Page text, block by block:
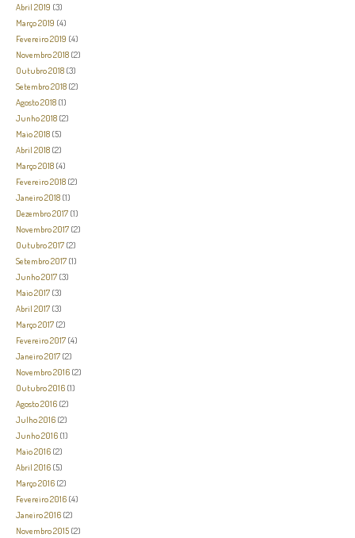
Abril 2019 (3)
Março 2019 (4)
Fevereiro 2019 (4)
Novembro 2018 (2)
Outubro 2018 (3)
Setembro 2018 (2)
Agosto 2018 (1)
Junho 2018 (2)
Maio 2018 (5)
Abril 2018 (2)
Março 2018 (4)
Fevereiro 2018 (2)
Janeiro 2018 (1)
Dezembro 2017 (1)
Novembro 2017 (2)
Outubro 2017 (2)
Setembro 2017 (1)
Junho 2017 (3)
Maio 2017 (3)
Abril 2017 (3)
Março 2017 (2)
Fevereiro 2017 (4)
Janeiro 2017 (2)
Novembro 2016 (2)
Outubro 2016 (1)
Agosto 2016 (2)
Julho 2016 (2)
Junho 2016 (1)
Maio 2016 (2)
Abril 2016 (5)
Março 2016 (2)
Fevereiro 2016 (4)
Janeiro 2016 (2)
Novembro 2015 (2)